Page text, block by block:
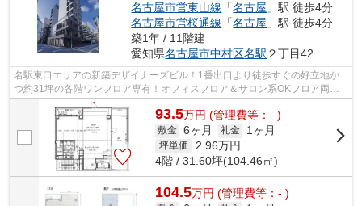
名古屋市営東山線 「名古屋 」駅 徒歩4分
名古屋市営桜通線 「名古屋 」駅 徒歩4分
築1年 / 11階建
愛知県名古屋市中村区名駅 ２丁目42
名駅東口エリアの新築デザイナーズビル！1番出口より徒歩すぐの好立地か
つ約31坪の各階ワンフロア専有！オフィスフロア＆サロン系OKフロア両方
93.5万円 (管理費等：- )
敷金 6ヶ月 礼金 1ヶ月
坪単価 2.96万円
4階 / 31.60坪(104.46㎡)
104.5万円 (管理費等：- )